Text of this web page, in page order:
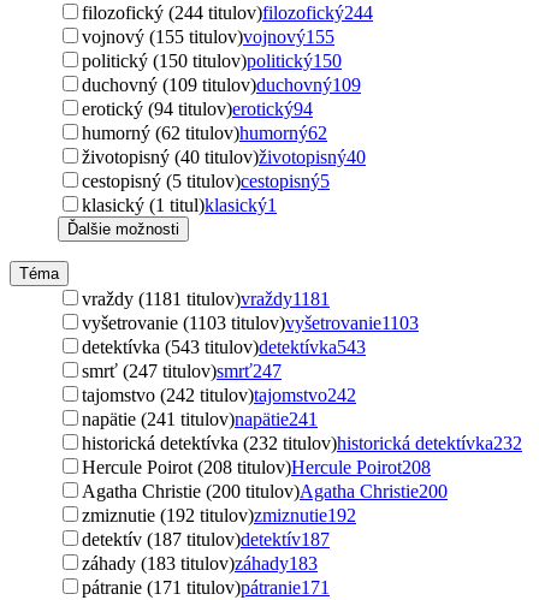
filozofický (244 titulov)filozofický244
vojnový (155 titulov)vojnový155
politický (150 titulov)politický150
duchovný (109 titulov)duchovný109
erotický (94 titulov)erotický94
humorný (62 titulov)humorný62
životopisný (40 titulov)životopisný40
cestopisný (5 titulov)cestopisný5
klasický (1 titul)klasický1
Ďalšie možnosti
Téma
vraždy (1181 titulov)vraždy1181
vyšetrovanie (1103 titulov)vyšetrovanie1103
detektívka (543 titulov)detektívka543
smrť (247 titulov)smrť247
tajomstvo (242 titulov)tajomstvo242
napätie (241 titulov)napätie241
historická detektívka (232 titulov)historická detektívka232
Hercule Poirot (208 titulov)Hercule Poirot208
Agatha Christie (200 titulov)Agatha Christie200
zmiznutie (192 titulov)zmiznutie192
detektív (187 titulov)detektív187
záhady (183 titulov)záhady183
pátranie (171 titulov)pátranie171